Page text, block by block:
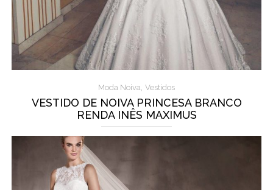
Moda Noiva, Vestidos
VESTIDO DE NOIVA PRINCESA BRANCO
RENDA INÊS MAXIMUS